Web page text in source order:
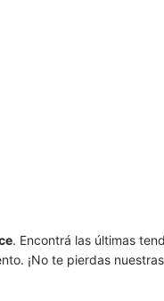
. Encontrá las últimas
¡No te pierdas